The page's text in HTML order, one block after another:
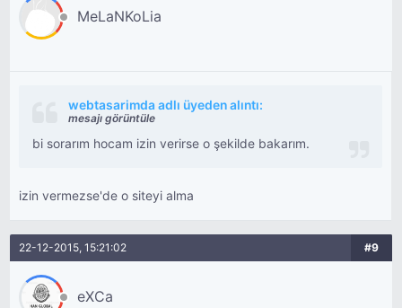
MeLaNKoLia
webtasarimda adlı üyeden alıntı:
mesajı görüntüle
bi sorarım hocam izin verirse o şekilde bakarım.
izin vermezse'de o siteyi alma
22-12-2015, 15:21:02 #9
eXCa